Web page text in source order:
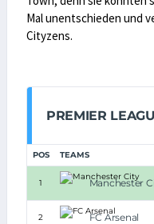
Mal unentschieden und
Cityzens.
PREMIER
POS TEAMS
1 Manchester
2 FC Arsenal